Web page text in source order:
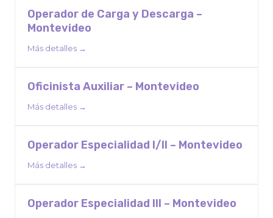
Operador de Carga y Descarga –
Montevideo
Más detalles
Oficinista Auxiliar – Montevideo
Más detalles
Operador Especialidad I/II – Montevideo
Más detalles
Operador Especialidad III – Montevideo